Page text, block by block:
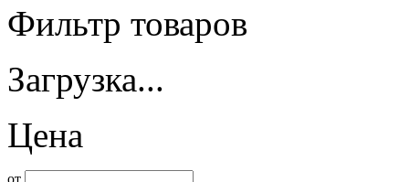
Фильтр товаров
Загрузка...
Цена
от